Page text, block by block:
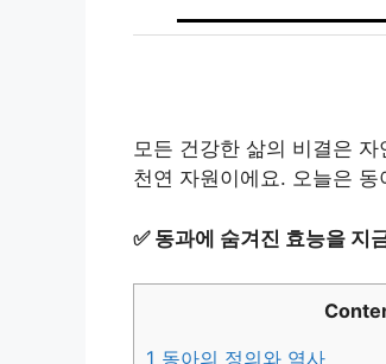
모든 건강한 삶의 비결은 자
천연 자원이에요. 오늘은
✅ 동과에 숨겨진 효능을 지
1 동아의 정의와 역사